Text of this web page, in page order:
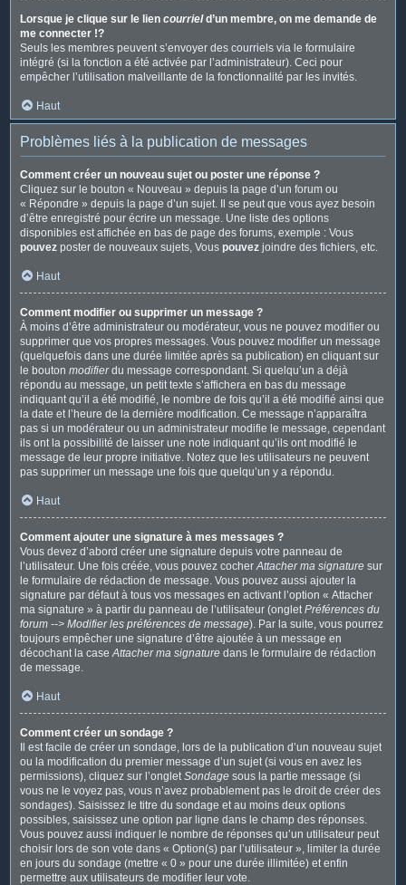
Lorsque je clique sur le lien courrield’un membre, on me demande de
me connecter !?
Seuls les membres peuvent s’envoyer des courriels via le formulaire
intégré (si la fonction a été activée par l’administrateur). Ceci pour
empêcher l’utilisation malveillante de la fonctionnalité par les invités.
Haut
Problèmes liés à la publication de messages
Comment créer un nouveau sujet ou poster une réponse ?
Cliquez sur le bouton « Nouveau » depuis la page d’un forum ou
« Répondre » depuis la page d’un sujet. Il se peut que vous ayez besoin
d’être enregistré pour écrire un message. Une liste des options
disponibles est affichée en bas de page des forums, exemple : Vous
pouvez poster de nouveaux sujets, Vous pouvez joindre des fichiers, etc.
Haut
Comment modifier ou supprimer un message ?
À moins d’être administrateur ou modérateur, vous ne pouvez modifier ou
supprimer que vos propres messages. Vous pouvez modifier un message
(quelquefois dans une durée limitée après sa publication) en cliquant sur
le bouton modifierdu message correspondant. Si quelqu’un a déjà
répondu au message, un petit texte s’affichera en bas du message
indiquant qu’il a été modifié, le nombre de fois qu’il a été modifié ainsi que
la date et l’heure de la dernière modification. Ce message n’apparaîtra
pas si un modérateur ou un administrateur modifie le message, cependant
ils ont la possibilité de laisser une note indiquant qu’ils ont modifié le
message de leur propre initiative. Notez que les utilisateurs ne peuvent
pas supprimer un message une fois que quelqu’un y a répondu.
Haut
Comment ajouter une signature à mes messages ?
Vous devez d’abord créer une signature depuis votre panneau de
l’utilisateur. Une fois créée, vous pouvez cocherAttacher ma signature sur
le formulaire de rédaction de message. Vous pouvez aussi ajouter la
signature par défaut à tous vos messages en activant l’option « Attacher
ma signature » à partir du panneau de l’utilisateur (ongletPréférences du
forum --> Modifier les préférences de message). Par la suite, vous pourrez
toujours empêcher une signature d’être ajoutée à un message en
décochant la caseAttacher ma signature dans le formulaire de rédaction
de message.
Haut
Comment créer un sondage ?
Il est facile de créer un sondage, lors de la publication d’un nouveau sujet
ou la modification du premier message d’un sujet (si vous en avez les
permissions), cliquez sur l’ongletSondage sous la partie message (si
vous ne le voyez pas, vous n’avez probablement pas le droit de créer des
sondages). Saisissez le titre du sondage et au moins deux options
possibles, saisissez une option par ligne dans le champ des réponses.
Vous pouvez aussi indiquer le nombre de réponses qu’un utilisateur peut
choisir lors de son vote dans « Option(s) par l’utilisateur », limiter la durée
en jours du sondage (mettre « 0 » pour une durée illimitée) et enfin
permettre aux utilisateurs de modifier leur vote.